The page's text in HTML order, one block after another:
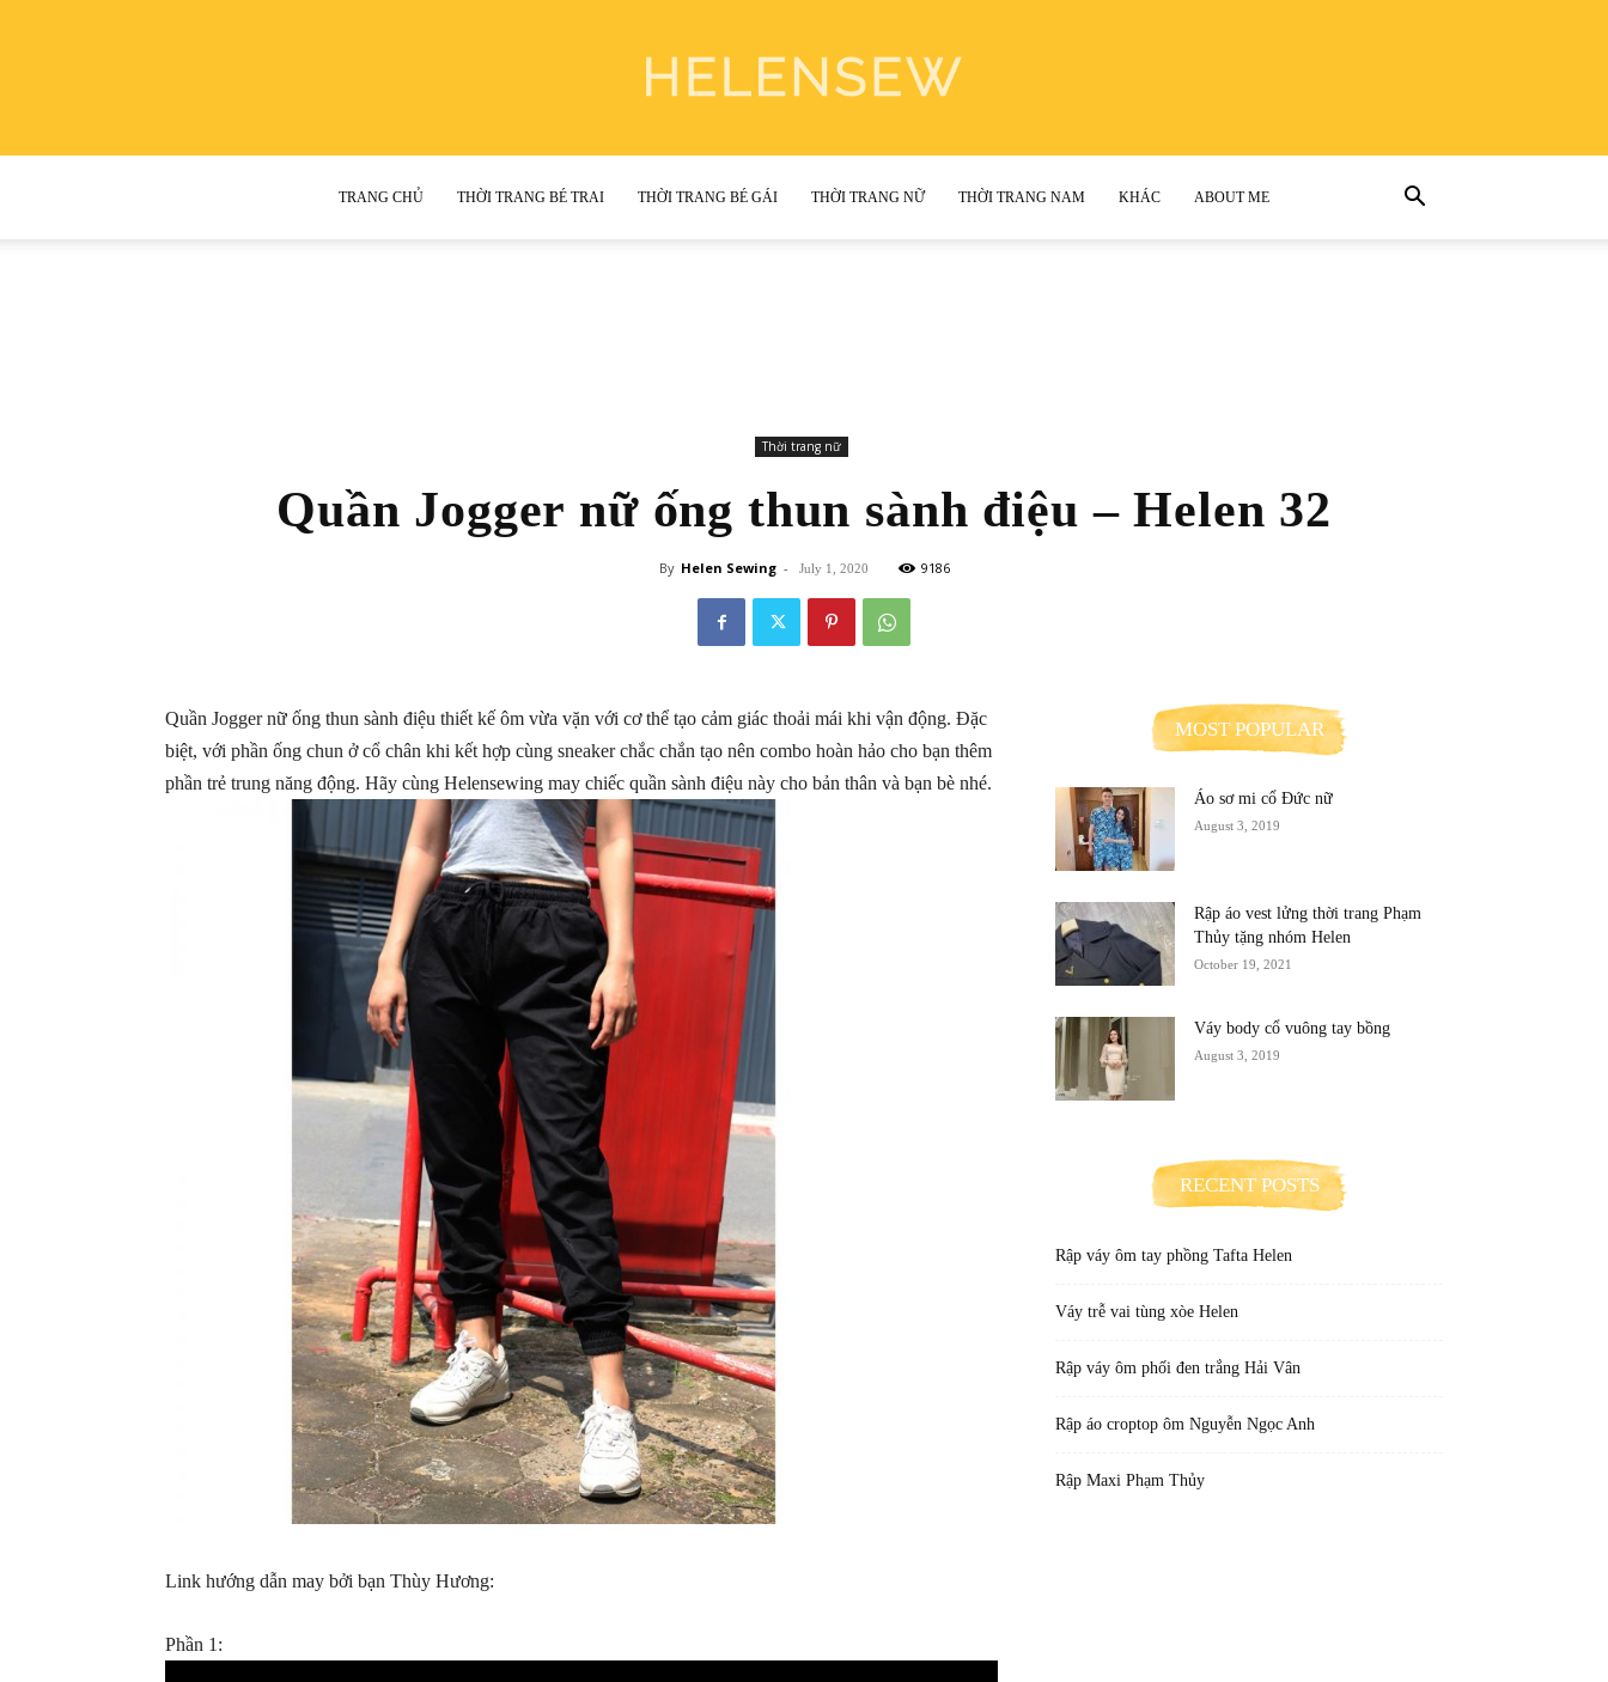
TRANG CHỦ THỜI TRANG BÉ TRAI THỜI TRANG BÉ GÁI THỜI TRANG NỮ THỜI TRANG NAM KHÁC ABOUT ME
Thời trang nữ
Quần Jogger nữ ống thun sành điệu – Helen 32
By Helen Sewing - July 1, 2020 9186
Quần Jogger nữ ống thun sành điệu thiết kế ôm vừa vặn với cơ thể tạo cảm giác thoải mái khi vận động. Đặc
biệt, với phần ống chun ở cổ chân khi kết hợp cùng sneaker chắc chắn tạo nên combo hoàn hảo cho bạn thêm
phần trẻ trung năng động. Hãy cùng Helensewing may chiếc quần sành điệu này cho bản thân và bạn bè nhé.
Link hướng dẫn may bởi bạn Thùy Hương:
Phần 1:
MOST POPULAR
Áo sơ mi cổ Đức nữ
August 3, 2019
Rập áo vest lửng thời trang Phạm
Thủy tặng nhóm Helen
October 19, 2021
Váy body cổ vuông tay bồng
August 3, 2019
RECENT POSTS
Rập váy ôm tay phồng Tafta Helen
Váy trễ vai tùng xòe Helen
Rập váy ôm phối đen trắng Hải Vân
Rập áo croptop ôm Nguyễn Ngọc Anh
Rập Maxi Phạm Thủy